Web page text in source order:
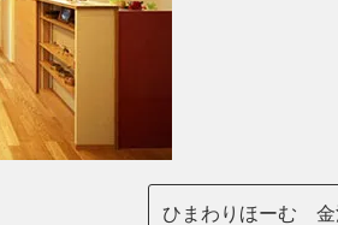
ひまわりほーむ 金